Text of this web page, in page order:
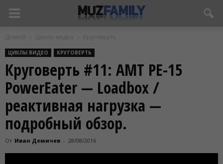
Домой Циклы видео Круговерть
ЦИКЛЫ ВИДЕО КРУГОВЕРТЬ
Круговерть #11: AMT PE-15
PowerEater — Loadbox /
реактивная нагрузка —
подробный обзор.
От Иван Демичев - 28/08/2016